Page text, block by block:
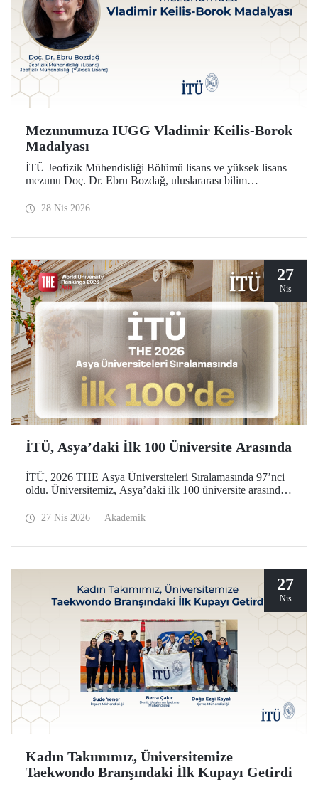
Mezunumuza IUGG Vladimir Keilis-Borok
Madalyası
İTÜ Jeofizik Mühendisliği Bölümü lisans ve yüksek lisans
mezunu Doç. Dr. Ebru Bozdağ, uluslararası bilim
Vladimir Keilis-Borok Madalyası’na (2026) layık görüldü.
28 Nis 2026
27
Nis
İTÜ, Asya’daki İlk 100 Üniversite Arasında
İTÜ, 2026 THE Asya Üniversiteleri Sıralamasında 97’nci
oldu. Üniversitemiz, Asya’daki ilk 100 üniversite arasında
göstergesinde (araştırma kalitesi, araştırma çevresi,
27 Nis 2026 Akademik
27
Nis
Kadın Takımımız, Üniversitemize
Taekwondo Branşındaki İlk Kupayı Getirdi